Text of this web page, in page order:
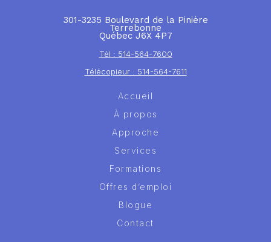
301-3235 Boulevard de la Pinière
Terrebonne
Québec J6X 4P7
Tél : 514-564-7600
Télécopieur : 514-564-7611
Accueil
À propos
Approche
Services
Formations
Offres d’emploi
Blogue
Contact